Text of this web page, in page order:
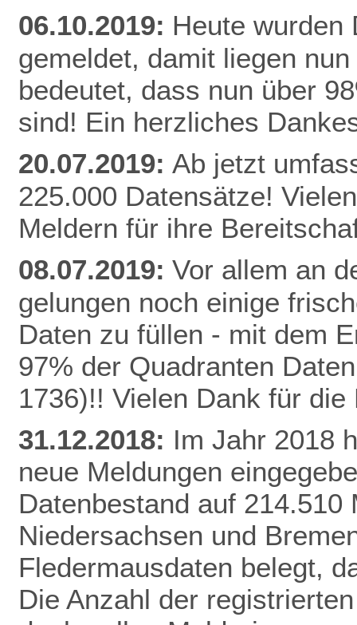
06.10.2019: Heute wurden
gemeldet, damit liegen
bedeutet, dass nun über
sind! Ein herzliches
20.07.2019: Ab jetzt
225.000 Datensätze!
Meldern für ihre
08.07.2019: Vor allem an
gelungen noch einige
Daten zu füllen - mit dem
97% der Quadranten
1736)!! Vielen Dank für die
31.12.2018: Im Jahr 2018
neue Meldungen
Datenbestand auf
Niedersachsen und
Fledermausdaten belegt,
Die Anzahl der